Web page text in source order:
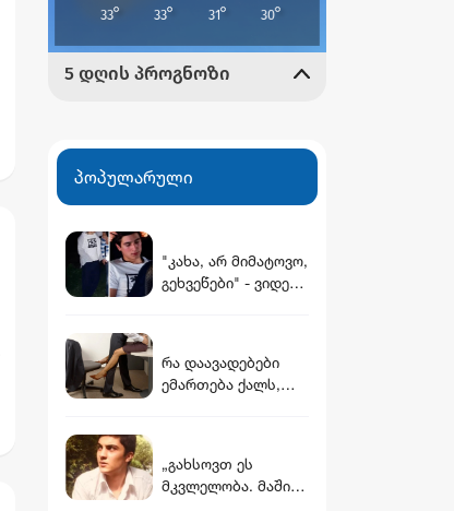
პოპულარული
"კახა, არ მიმატოვო,
გეხვეწები" - ვიდეო,
დაკარგული ბიჭის
ხმა ისმის
რა დაავადებები
ემართება ქალს,
„გახსოვთ ეს
მკვლელობა. მაშინ